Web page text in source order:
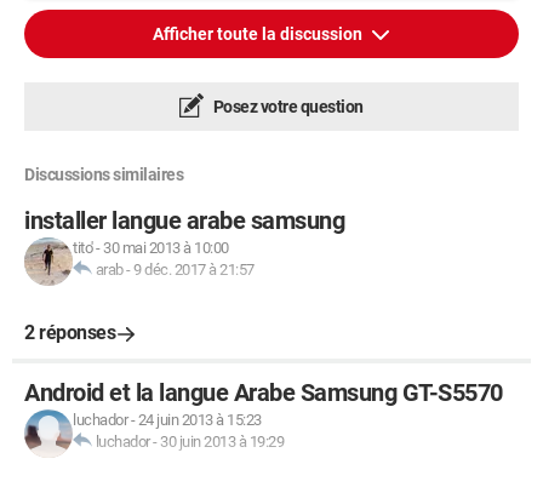
Afficher toute la discussion
Posez votre question
Discussions similaires
installer langue arabe samsung
tito'- 30 mai 2013 à 10:00
arab-9 déc. 2017 à 21:57
2 réponses
Android et la langue Arabe Samsung GT-S5570
luchador-24 juin 2013 à 15:23
luchador- 30 juin 2013 à 19:29